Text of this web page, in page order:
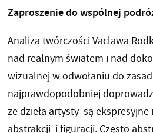
Zaproszenie do wspólnej
Analiza twórczości Vaclawa
nad realnym światem i nad
wizualnej w odwołaniu do
najprawdopodobniej
że dzieła artysty są
abstrakcji i figuracji. Często